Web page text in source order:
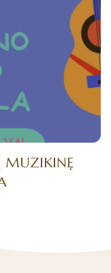
MUZIKINĘ